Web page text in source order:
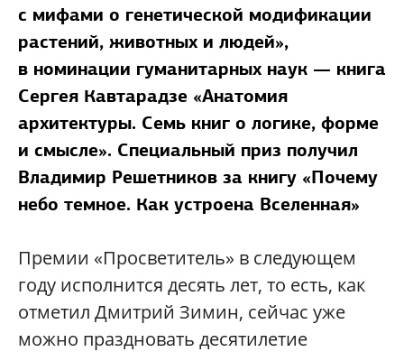
с мифами о генетической модификации
растений, животных и людей»,
в номинации гуманитарных наук — книга
Сергея Кавтарадзе «Анатомия
архитектуры. Семь книг о логике, форме
и смысле». Специальный приз получил
Владимир Решетников за книгу «Почему
небо темное. Как устроена Вселенная»
Премии «Просветитель» в следующем
году исполнится десять лет, то есть, как
отметил Дмитрий Зимин, сейчас уже
можно праздновать десятилетие